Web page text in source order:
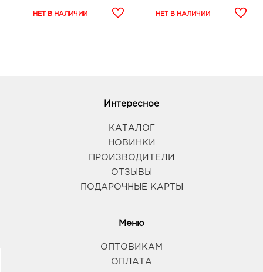
Интересное
КАТАЛОГ
НОВИНКИ
ПРОИЗВОДИТЕЛИ
ОТЗЫВЫ
ПОДАРОЧНЫЕ КАРТЫ
Меню
ОПТОВИКАМ
ОПЛАТА